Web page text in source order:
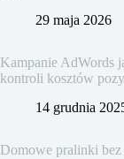
29 maja 2026
Kampanie AdWords
kontroli kosztów
14 grudnia
Domowe pralinki bez